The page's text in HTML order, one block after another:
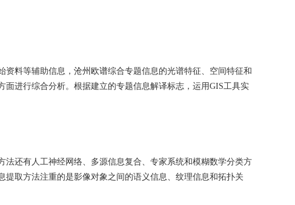
资料等辅助信息， 沧州欧谱综合专题信息的光谱特征、空间特征和
进行综合分析。根据建立的专题信息解译标志，运用GIS工具实
还有人工神经网络、多源信息复合、专家系统和模糊数学分类方
取方法注重的是影像对象之间的语义信息、纹理信息和拓扑关